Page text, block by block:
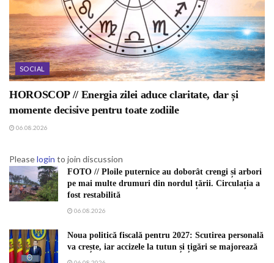
SOCIAL
HOROSCOP // Energia zilei aduce claritate, dar și
momente decisive pentru toate zodiile
06.08.2026
Pleaselogin to join discussion
FOTO // Ploile puternice au doborât crengi și arbori
pe mai multe drumuri din nordul țării. Circulația a
fost restabilită
06.08.2026
Noua politică fiscală pentru 2027: Scutirea personală
va crește, iar accizele la tutun și țigări se majorează